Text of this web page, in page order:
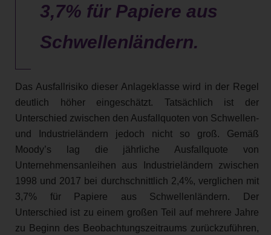
3,7% für Papiere aus
Schwellenländern.
Das Ausfallrisiko dieser Anlageklasse wird in der Regel
deutlich höher eingeschätzt. Tatsächlich ist der
Unterschied zwischen den Ausfallquoten von Schwellen-
und Industrieländern jedoch nicht so groß. Gemäß
Moody’s lag die jährliche Ausfallquote von
Unternehmensanleihen aus Industrieländern zwischen
1998 und 2017 bei durchschnittlich 2,4%, verglichen mit
3,7% für Papiere aus Schwellenländern. Der
Unterschied ist zu einem großen Teil auf mehrere Jahre
zu Beginn des Beobachtungszeitraums zurückzuführen,